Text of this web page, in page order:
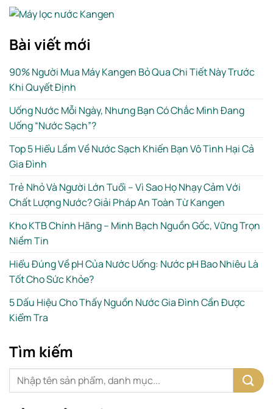
Bài viết mới
90% Người Mua Máy Kangen Bỏ Qua Chi Tiết Này Trước
Khi Quyết Định
Uống Nước Mỗi Ngày, Nhưng Bạn Có Chắc Mình Đang
Uống “Nước Sạch”?
Top 5 Hiểu Lầm Về Nước Sạch Khiến Bạn Vô Tình Hại Cả
Gia Đình
Trẻ Nhỏ Và Người Lớn Tuổi – Vì Sao Họ Nhạy Cảm Với
Chất Lượng Nước? Giải Pháp An Toàn Từ Kangen
Kho KTB Chính Hãng – Minh Bạch Nguồn Gốc, Vững Trọn
Niềm Tin
Hiểu Đúng Về pH Của Nước Uống: Nước pH Bao Nhiêu Là
Tốt Cho Sức Khỏe?
5 Dấu Hiệu Cho Thấy Nguồn Nước Gia Đình Cần Được
Kiểm Tra
Tìm kiếm